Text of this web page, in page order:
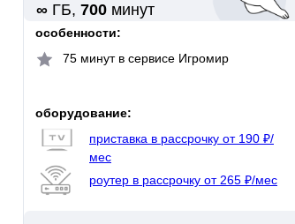
∞ ГБ, 700 минут
75 минут в сервисе Игромир
приставка в рассрочку от 190 ₽/
мес
роутер в рассрочку от 265 ₽/мес
оборудование:
особенности: